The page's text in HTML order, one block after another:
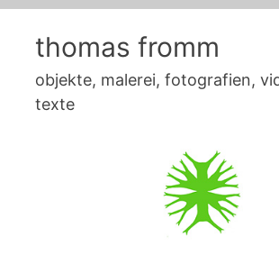
Skip
contentthomas fromm
objekte, malerei, fotografien,
texte